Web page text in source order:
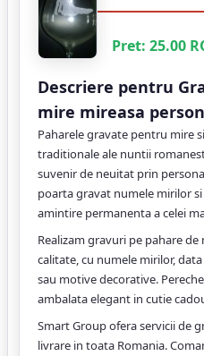
Pret: 25.00
Descriere pentru
mire mireasa
Paharele gravate pentru mire
traditionale ale nuntii
suvenir de neuitat prin
poarta gravat numele mirilor
amintire permanenta a celei
Realizam gravuri pe pahare
calitate, cu numele mirilor,
sau motive decorative.
ambalata elegant in cutie
Smart Group ofera servicii de
livrare in toata Romania.